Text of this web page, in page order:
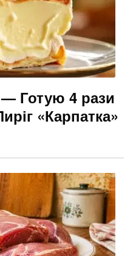
— Готую 4 рази
«Карпатка»